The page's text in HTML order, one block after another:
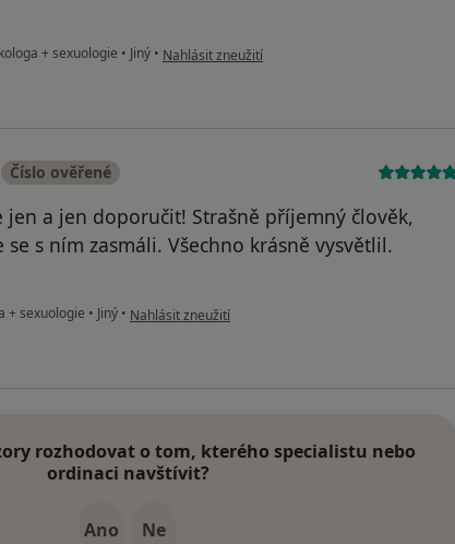
+ sexuologie • Jiný • podle názoru uživatele P.Frolikova
Nahlásit zneužití
Číslo ověřené
jen a jen doporučit! Strašně příjemný člověk,
s ním zasmáli. Všechno krásně vysvětlil.
+ sexuologie • Jiný • podle názoru uživatele Martina a Michael
Nahlásit zneužití
rozhodovat o tom, kterého specialistu nebo
ordinaci navštívit?
Ano Ne